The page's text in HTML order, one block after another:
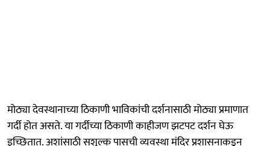
मोठ्या देवस्थानाच्या ठिकाणी भाविकांची दर्शनासाठी मोठ्या प्रमाणात
गर्दी होत असते. या गर्दीच्या ठिकाणी काहीजण झटपट दर्शन घेऊ
इच्छितात. अशांसाठी सशुल्क पासची व्यवस्था मंदिर प्रशासनाकडून